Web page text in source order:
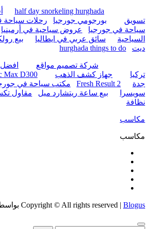
half day snorkeling hurghada
تسويق
بورجومي جورجيا رحلات سياحة
سياحة في جورجيا
عروض سياحية في أرمينيا
السياحية
سائق عربي في ايطاليا
بيع
ديت
hurghada things to do
شركة تصميم مواقع
تركيا
جهاز كشف الذهب Max D300
جدة
Fresh Result 2 مكتب سياحة في
سويسرا
بيع ساعة ريتشارد ميل مقاول
نظافة
مكاسب
مكاسب
Copyright © All rights reserved Blogus